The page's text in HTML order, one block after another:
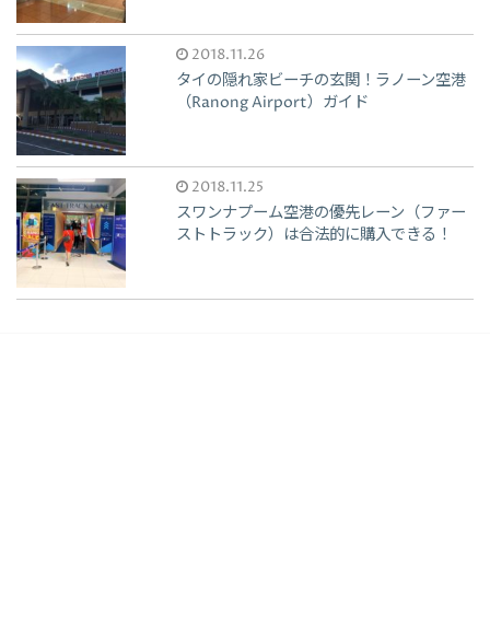
2018.11.26
タイの隠れ家ビーチの玄関！ラノーン空港
（Ranong Airport）ガイド
2018.11.25
スワンナプーム空港の優先レーン（ファー
ストトラック）は合法的に購入できる！